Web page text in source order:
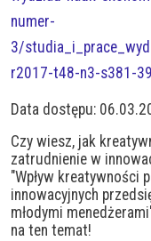
numer-
3/
r2017-t48-n3-s381-
Data dostępu:
Czy wiesz, jak
zatrudnienie w
"Wpływ kreatywności
innowacyjnych
młodymi
na ten temat!